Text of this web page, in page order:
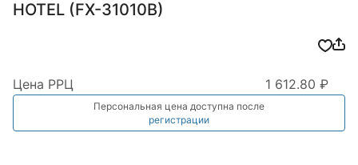
HOTEL (FX-31010B)
Цена РРЦ 1 612.80 ₽
Персональная цена доступна после
регистрации